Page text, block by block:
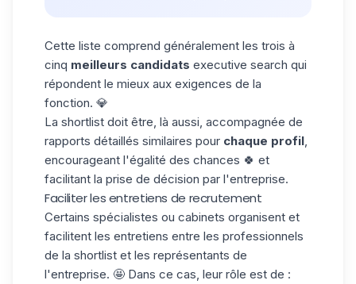
Cette liste comprend généralement les trois à
cinq meilleurs candidats executive search qui
répondent le mieux aux exigences de la
fonction. 💎
La shortlist doit être, là aussi, accompagnée de
rapports détaillés similaires pour chaque profil
encourageant l'égalité des chances 🍀 et
facilitant la prise de décision par l'entreprise.
Faciliter les entretiens de recrutement
Certains spécialistes ou cabinets organisent et
facilitent les entretiens entre les professionnels
de la shortlist et les représentants de
l'entreprise. 🤩 Dans ce cas, leur rôle est de :